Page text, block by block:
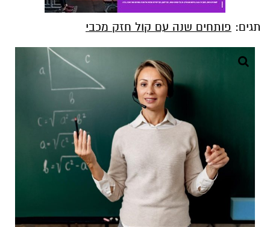
תגים: פותחים שנה עם קול חזק מכבי